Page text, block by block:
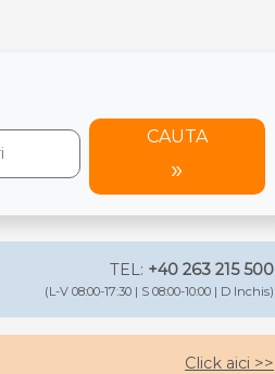
CAUTA
TEL: +40 263 215 500
(L-V 08:00-17:30 | S 08:00-10:00 | D Inchis)
Click aici >>